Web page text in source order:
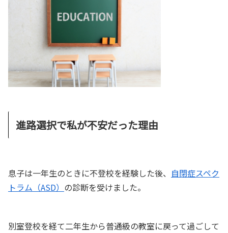
進路選択で私が不安だった理由
息子は一年生のときに不登校を経験した後、 自閉症スペク
トラム（ASD） の診断を受けました。
別室登校を経て二年生から普通級の教室に戻って過ごして